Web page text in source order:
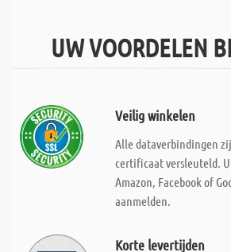
UW VOORDELEN
Veilig winkelen
Alle dataverbindingen
certificaat versleuteld.
Amazon, Facebook of
aanmelden.
Korte levertijden